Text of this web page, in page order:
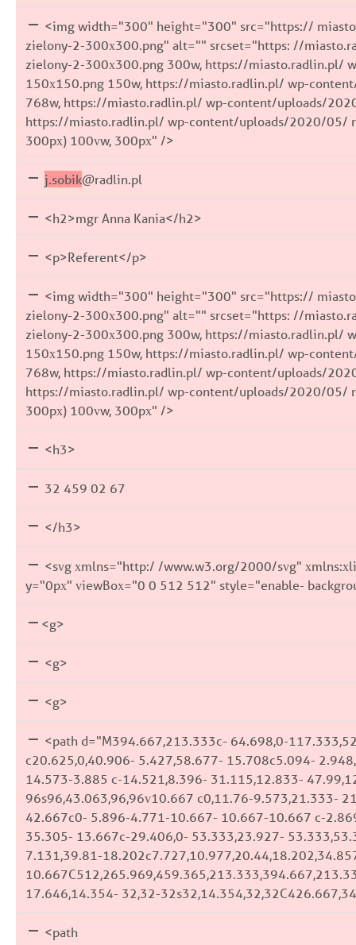
<img width="300" height="300" src="https://
zielony-2-300x300.png" alt="" srcset="https: //
zielony-2-300x300.png 300w, https://miasto.radlin.pl/
150x150.png 150w, https://miasto.radlin.pl/ wp-
768w, https://miasto.radlin.pl/ wp-content/uploads/
https://miasto.radlin.pl/ wp-content/uploads/2020/05/
300px) 100vw, 300px" />
j.sobik@radlin.pl
<h2>mgr Anna Kania</h2>
<p>Referent</p>
<img width="300" height="300" src="https://
zielony-2-300x300.png" alt="" srcset="https: //
zielony-2-300x300.png 300w, https://miasto.radlin.pl/
150x150.png 150w, https://miasto.radlin.pl/ wp-
768w, https://miasto.radlin.pl/ wp-content/uploads/
https://miasto.radlin.pl/ wp-content/uploads/2020/05/
300px) 100vw, 300px" />
<h3>
32 459 02 67
</h3>
<svg xmlns="http:/ /www.w3.org/2000/svg"
y="0px" viewBox="0 0 512 512" style="enable-
<g>
<g>
<g>
<path d="M394.667,213.333c- 64.698,0-
c20.625,0,40.906- 5.427,58.677- 15.708c5.094-
14.573-3.885 c-14.521,8.396- 31.115,12.833-
96s96,43.063,96,96v10.667 c0,11.76-9.573,21.333-
42.667c0- 5.896-4.771-10.667- 10.667-10.667 c-
35.305- 13.667c-29.406,0- 53.333,23.927-
7.131,39.81-
17.646,14.354- 32,32-
<path